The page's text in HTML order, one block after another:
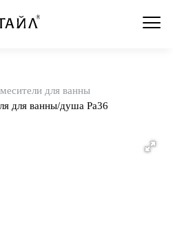
для ванны
для ванны/душа Pa36